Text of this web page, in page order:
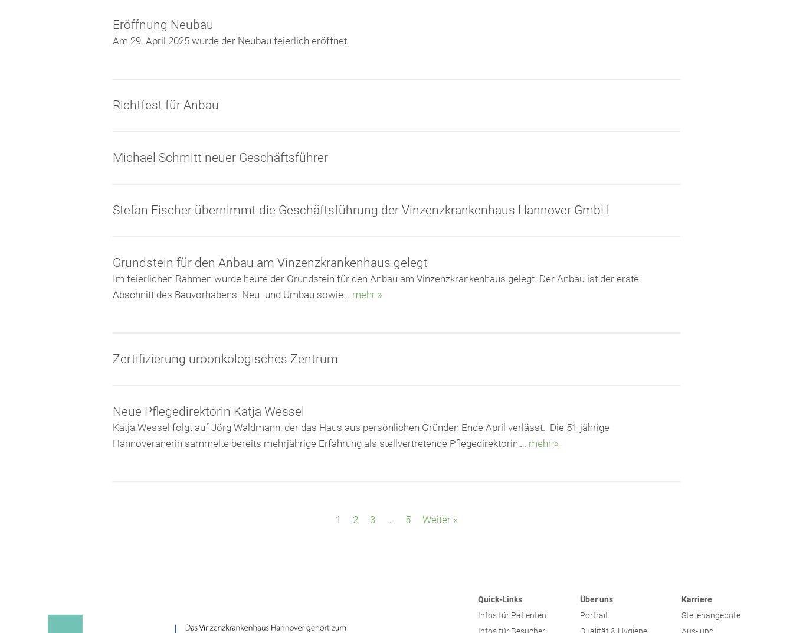
Eröffnung Neubau
Am 29. April 2025 wurde der Neubau feierlich eröffnet.
Richtfest für Anbau
Michael Schmitt neuer Geschäftsführer
Stefan Fischer übernimmt die Geschäftsführung der Vinzenzkrankenhaus Hannover GmbH
Grundstein für den Anbau am Vinzenzkrankenhaus gelegt
Im feierlichen Rahmen wurde heute der Grundstein für den Anbau am Vinzenzkrankenhaus gelegt. Der Anbau ist der erste
Abschnitt des Bauvorhabens: Neu- und Umbau sowie… mehr »
Zertifizierung uroonkologisches Zentrum
Neue Pflegedirektorin Katja Wessel
Katja Wessel folgt auf Jörg Waldmann, der das Haus aus persönlichen Gründen Ende April verlässt. Die 51-jährige
Hannoveranerin sammelte bereits mehrjährige Erfahrung als stellvertretende Pflegedirektorin,… mehr »
1 2 3 … 5 Weiter »
Quick-Links
Infos für Patienten
Über uns
Portrait
Karriere
Stellenangebote